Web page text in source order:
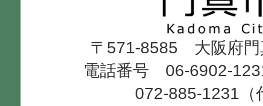
Kadoma
City
〒571-8585 大阪府門
電話番号 06-6902-
072-885-1231（